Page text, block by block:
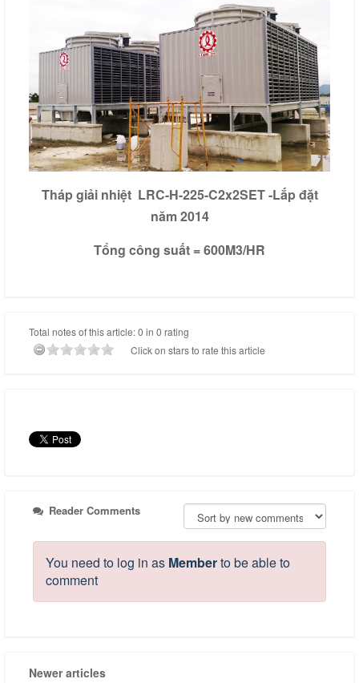
Tháp giải nhiệt LRC-H-225-C2x2SET -Lắp đặt
năm 2014
Tổng công suất = 600M3/HR
Total notes of this article: 0 in 0 rating
Click on stars to rate this article
Reader Comments
You need to log in as Memberto be able to
comment
Newer articles